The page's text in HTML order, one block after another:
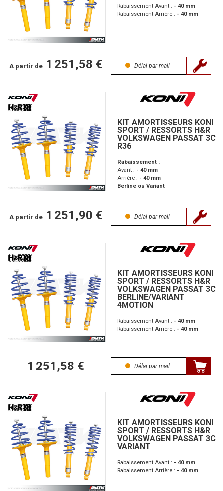
Rabaissement Avant : - 40 mm
Rabaissement Arrière : - 40 mm
A partir de 1 251,58 € Délai par mail
KIT AMORTISSEURS KONI
SPORT / RESSORTS H&R
VOLKSWAGEN PASSAT 3C
R36
Rabaissement :
Avant : - 40 mm
Arrière : - 40 mm
Berline ou Variant
A partir de 1 251,90 € Délai par mail
KIT AMORTISSEURS KONI
SPORT / RESSORTS H&R
VOLKSWAGEN PASSAT 3C
BERLINE/VARIANT
4MOTION
Rabaissement Avant : - 40 mm
Rabaissement Arrière : - 40 mm
1 251,58 € Délai par mail
KIT AMORTISSEURS KONI
SPORT / RESSORTS H&R
VOLKSWAGEN PASSAT 3C
VARIANT
Rabaissement Avant : - 40 mm
Rabaissement Arrière : - 40 mm